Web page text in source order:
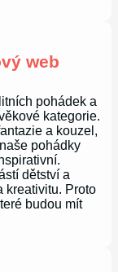
web
pohádek a
kategorie.
a kouzel,
pohádky
dětství a
kreativitu. Proto
budou mít